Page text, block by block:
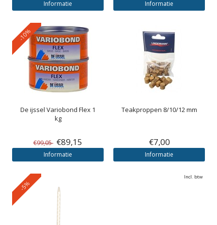
Informatie Informatie
-10%
De ijssel Variobond Flex 1
kg
€99,05 €89,15
Informatie
Teakproppen 8/10/12 mm
€7,00
Informatie
-5%
Incl. btw